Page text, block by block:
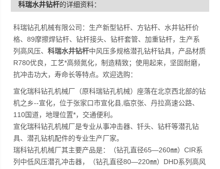
科瑞水井钻杆的详细资料：
科瑞钻孔机械有限公司：生产新型钻杆、方钻杆、水井钻杆价
格、89摩擦焊钻杆、钻杆接头、钻杆套管、加重钻杆，生产系
列高风压、科瑞水井钻杆中风压多规格潜孔钻杆钻具，产品材质
R780优良，工艺*高频氮化，制造精致；使用起来，坚固耐磨，
抗冲击功大，寿命长等特点。欢迎选购：
宣化瑞科钻孔机械厂（原科瑞钻孔机械）座落在北京西北部的钻
机之乡--宣化，位于张家口市宣化县,临京张、丹拉高速公路、
110国道，地理位置*，交通便利。
宣化瑞科钻孔机械厂是专业从事冲击器、钎头、钻杆等潜孔钻
具、潜孔钻机配件的专业生产厂家。
瑞科钻孔机械厂其主要产品是：（钻孔直径65—260㎜）CIR系
列中低风压潜孔冲击器，（钻孔直径80—220㎜）DHD系列高风